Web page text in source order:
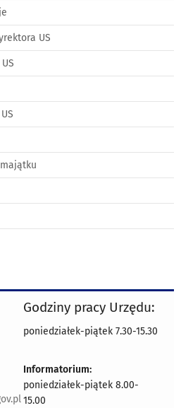
US
Godziny pracy Urzędu:
poniedziałek-piątek 7.30-15.30
Informatorium:
poniedziałek-piątek 8.00-
15.00